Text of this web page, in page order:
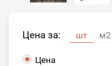
Цена за: шт м2
Цена